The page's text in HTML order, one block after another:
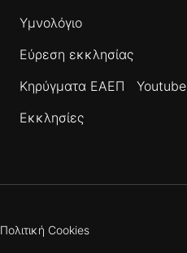
Υμνολόγιο
Εύρεση εκκλησίας
Κηρύγματα ΕΑΕΠ
Youtube
Εκκλησίες
Πολιτική Cookies